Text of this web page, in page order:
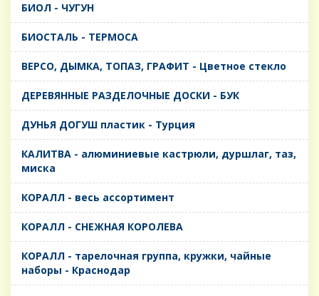
БИОЛ - ЧУГУН
БИОСТАЛЬ - ТЕРМОСА
ВЕРСО, ДЫМКА, ТОПАЗ, ГРАФИТ - Цветное стекло
ДЕРЕВЯННЫЕ РАЗДЕЛОЧНЫЕ ДОСКИ - БУК
ДУНЬЯ ДОГУШ пластик - Турция
КАЛИТВА - алюминиевые кастрюли, дуршлаг, таз,
миска
КОРАЛЛ - весь ассортимент
КОРАЛЛ - СНЕЖНАЯ КОРОЛЕВА
КОРАЛЛ - тарелочная группа, кружки, чайные
наборы - Краснодар